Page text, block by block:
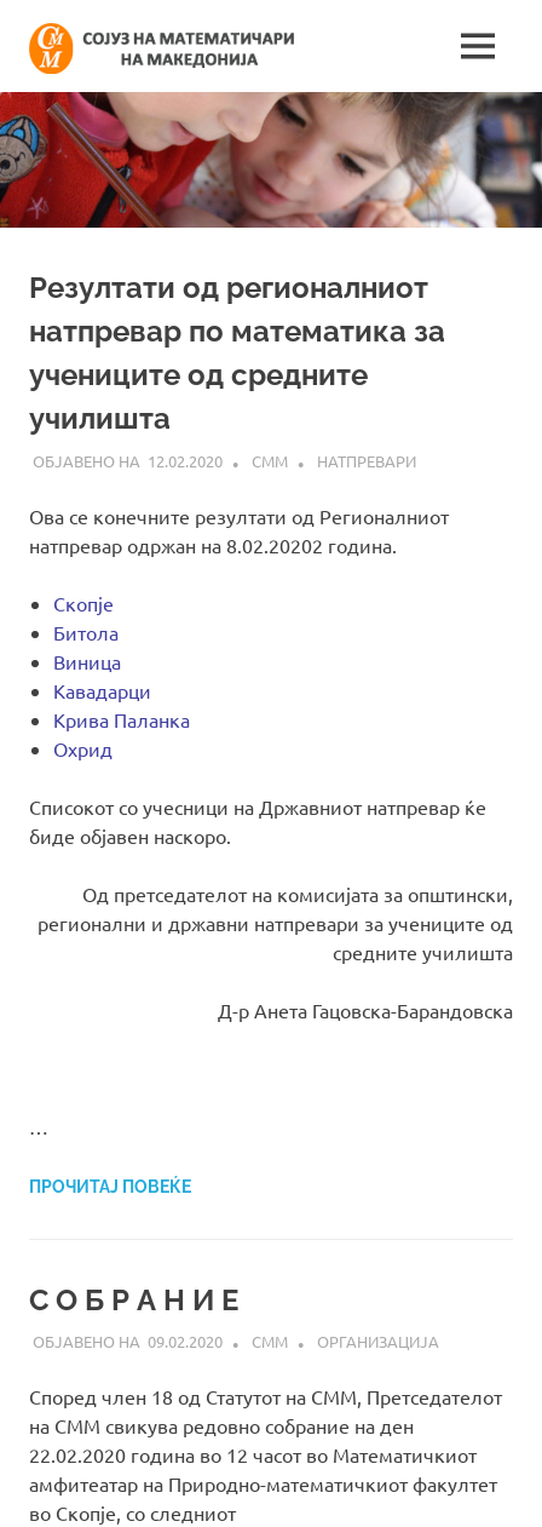
content
на
на
Македонија
информации
поврзани
со
работата
на
MENU
Резултати од регионалниот
натпревар по математика за
учениците од средните
училишта
12.02.2020 СММ НАТПРЕВАРИ
Ова се конечните резултати од Регионалниот
натпревар одржан на 8.02.20202 година.
Скопје
Битола
Виница
Кавадарци
Крива Паланка
Охрид
Списокот со учесници на Државниот натпревар ќе
биде објавен наскоро.
Од претседателот на комисијата за општински,
регионални и државни натпревари за учениците од
средните училишта
Д-р Анета Гацовска-Барандовска
ПРОЧИТАЈ ПОВЕЌЕ
С О Б Р А Н И Е
09.02.2020 СММ ОРГАНИЗАЦИЈА
Според член 18 од Статутот на СММ, Претседателот
на СММ свикува редовно собрание на ден
22.02.2020 година во 12 часот во Математичкиот
амфитеатар на Природно-математичкиот факултет
во Скопје, со следниот